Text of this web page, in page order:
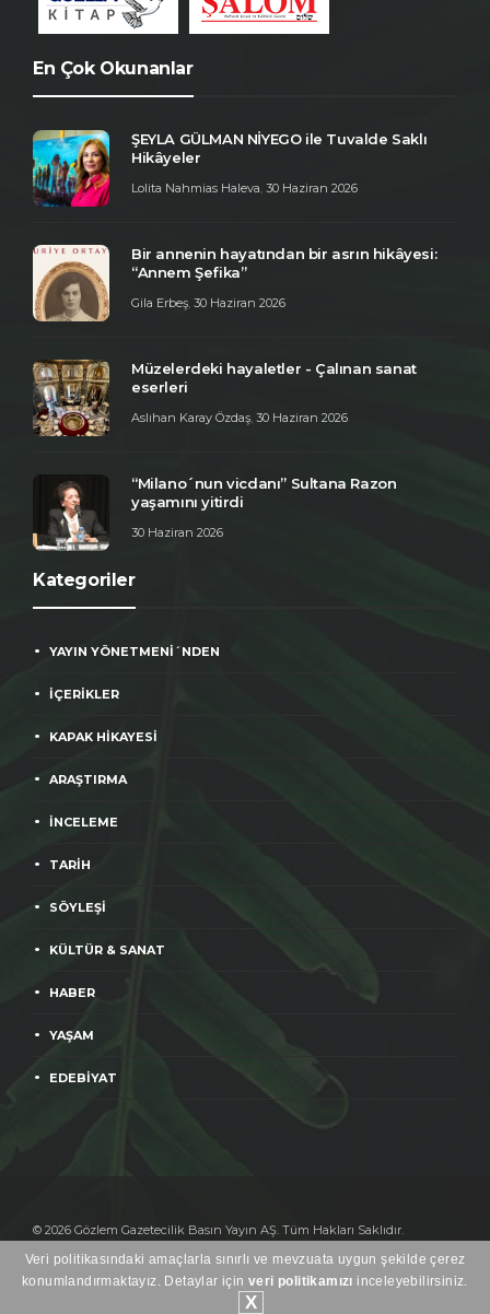
Veri politikasındaki amaçlarla sınırlı ve mevzuata uygun şekilde çerez
konumlandırmaktayız. Detaylar içinveri politikamızı inceleyebilirsiniz.
X
En Çok Okunanlar
ŞEYLA GÜLMAN NİYEGO ile Tuvalde Saklı
Hikâyeler
Lolita Nahmias Haleva 30 Haziran 2026
Bir annenin hayatından bir asrın hikâyesi:
“Annem Şefika”
Gila Erbeş 30 Haziran 2026
Müzelerdeki hayaletler - Çalınan sanat
eserleri
Aslıhan Karay Özdaş 30 Haziran 2026
“Milano´nun vicdanı” Sultana Razon
yaşamını yitirdi
30 Haziran 2026
Kategoriler
YAYIN YÖNETMENİ´NDEN
İÇERİKLER
KAPAK HİKAYESİ
ARAŞTIRMA
İNCELEME
TARİH
SÖYLEŞİ
KÜLTÜR & SANAT
HABER
YAŞAM
EDEBİYAT
© 2026 Gözlem Gazetecilik Basın Yayın AŞ. Tüm Hakları Saklıdır.
Heweso